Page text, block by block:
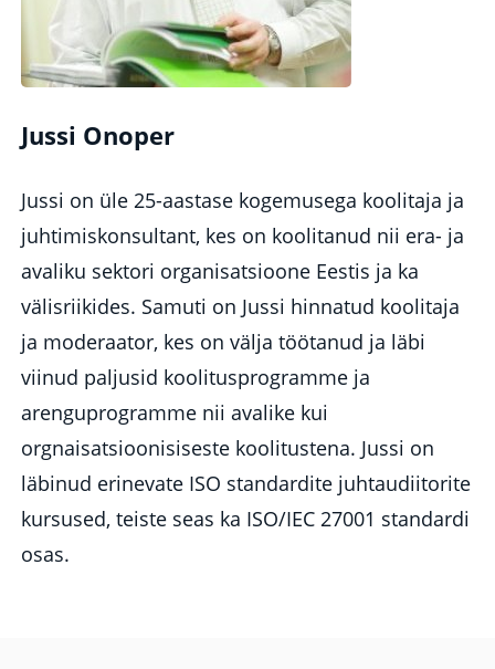
Jussi Onoper
Jussi on üle 25-aastase kogemusega koolitaja ja
juhtimiskonsultant, kes on koolitanud nii era- ja
avaliku sektori organisatsioone Eestis ja ka
välisriikides. Samuti on Jussi hinnatud koolitaja
ja moderaator, kes on välja töötanud ja läbi
viinud paljusid koolitusprogramme ja
arenguprogramme nii avalike kui
orgnaisatsioonisiseste koolitustena. Jussi on
läbinud erinevate ISO standardite juhtaudiitorite
kursused, teiste seas ka ISO/IEC 27001 standardi
osas.